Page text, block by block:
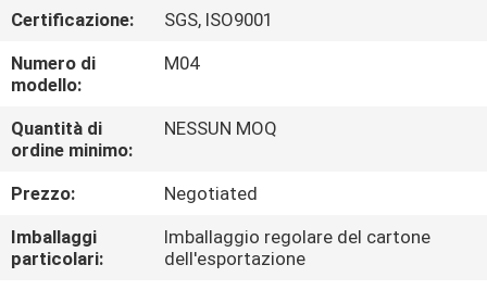
GIRO
DELLA
FABBRICA
CONTROLLO
DI
QUALITÀ
Certificazione:
SGS, ISO9001
Numero di
modello:
M04
Quantità di
ordine minimo:
NESSUN MOQ
Prezzo:
Negotiated
Imballaggi
particolari:
Imballaggio regolare del cartone
dell'esportazione